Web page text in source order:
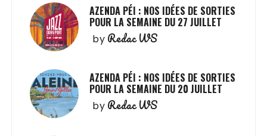
AZENDA PÉI : NOS IDÉES DE SORTIES
POUR LA SEMAINE DU 27 JUILLET
by Redac WS
AZENDA PÉI : NOS IDÉES DE SORTIES
POUR LA SEMAINE DU 20 JUILLET
by Redac WS